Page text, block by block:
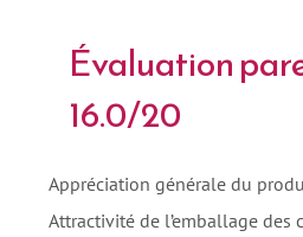
Évaluation
16.0/20
Appréciation générale du
Attractivité de l’emballage des